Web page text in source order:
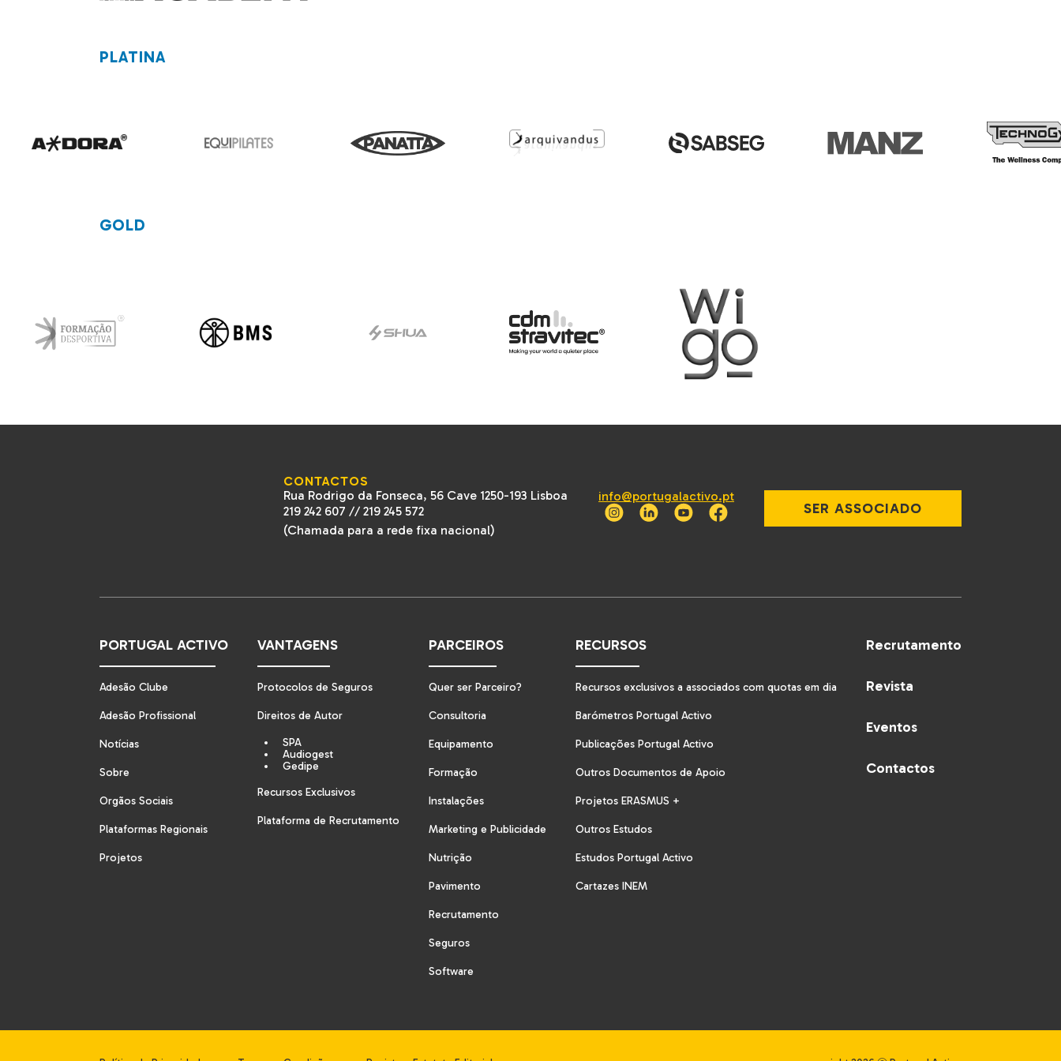
PLATINA
GOLD
CONTACTOS
Rua Rodrigo da Fonseca, 56 Cave 1250-193 Lisboa
219 242 607 // 219 245 572
(Chamada para a rede fixa nacional)
info@portugalactivo.pt
SER ASSOCIADO
PORTUGAL ACTIVO
Adesão Clube
Adesão Profissional
Notícias
Sobre
Orgãos Sociais
Plataformas Regionais
Projetos
VANTAGENS
Protocolos de Seguros
Direitos de Autor
SPA
Audiogest
Gedipe
Recursos Exclusivos
Plataforma de Recrutamento
PARCEIROS
Quer ser Parceiro?
Consultoria
Equipamento
Formação
Instalações
Marketing e Publicidade
Nutrição
Pavimento
Recrutamento
Seguros
Software
RECURSOS
Recursos exclusivos a associados com quotas em dia
Barómetros Portugal Activo
Publicações Portugal Activo
Outros Documentos de Apoio
Projetos ERASMUS +
Outros Estudos
Estudos Portugal Activo
Cartazes INEM
Recrutamento
Revista
Eventos
Contactos